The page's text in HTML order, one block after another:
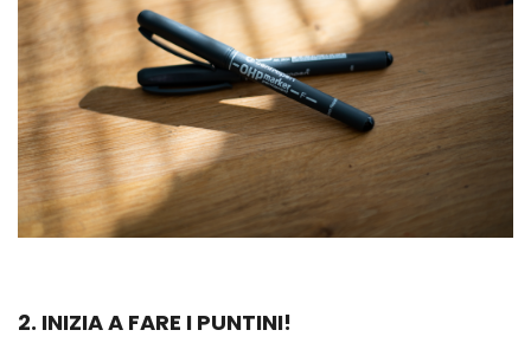
2. INIZIA A FARE I PUNTINI!